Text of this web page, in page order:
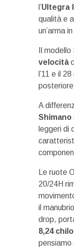
l’Ultegra
qualità e
un’arma
Il
velocità
l’11 e il
A
Shimano
leggeri di
Le ruote
20/24H
il
drop,
8,24